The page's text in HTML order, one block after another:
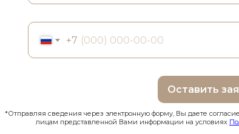
+7
Оставить
*Отправляя сведения через электронную форму, Вы даете
лицам представленной Вами информации на условиях